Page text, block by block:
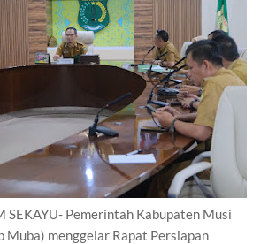
SEKAYU- Pemerintah Kabupaten Musi
Muba) menggelar Rapat Persiapan